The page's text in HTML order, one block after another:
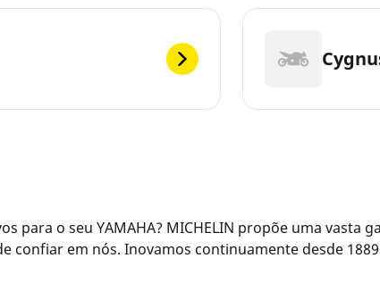
para o seu YAMAHA? MICHELIN propõe uma vasta
confiar em nós. Inovamos continuamente desde